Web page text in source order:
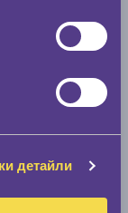
детайли